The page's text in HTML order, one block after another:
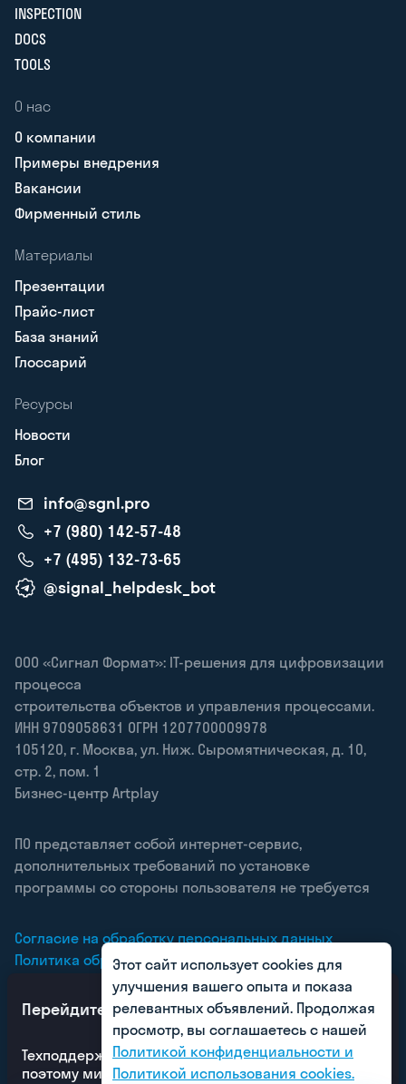
INSPECTION
DOCS
TOOLS
О нас
О компании
Примеры внедрения
Вакансии
Фирменный стиль
Материалы
Презентации
Прайс-лист
База знаний
Глоссарий
Ресурсы
Новости
Блог
info@sgnl.pro
+7 (980) 142-57-48
+7 (495) 132-73-65
@signal_helpdesk_bot
ООО «Сигнал Формат»: IT-решения для цифровизации
процесса
строительства объектов и управления процессами.
ИНН 9709058631 ОГРН 1207700009978
105120, г. Москва, ул. Ниж. Сыромятническая, д. 10,
стр. 2, пом. 1
Бизнес-центр Artplay
ПО представляет собой интернет-сервис,
дополнительных требований по установке
программы со стороны пользователя не требуется
Согласие на обработку персональных данных
Политика обработки персональных данных
Согласие на получение рекламных рассылок
Перейдите с любого СОД на SIGNAL DOCS
Техподдержка SIGNAL работает по выходным,
поэтому миграция будет в кратчайшие сроки
Этот сайт использует cookies для
улучшения вашего опыта и показа
релевантных объявлений. Продолжая
просмотр, вы соглашаетесь с нашей
Политикой конфиденциальности и
Политикой использования cookies.